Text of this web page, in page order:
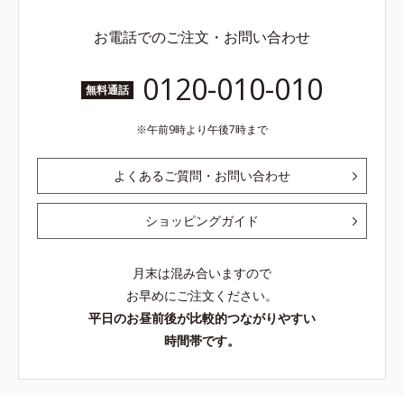
お電話でのご注文・お問い合わせ
無料通話 0120-010-010
午前9時より午後7時まで
よくあるご質問・お問い合わせ
ショッピングガイド
月末は混み合いますので
お早めにご注文ください。
平日のお昼前後が比較的つながりやすい
時間帯です。